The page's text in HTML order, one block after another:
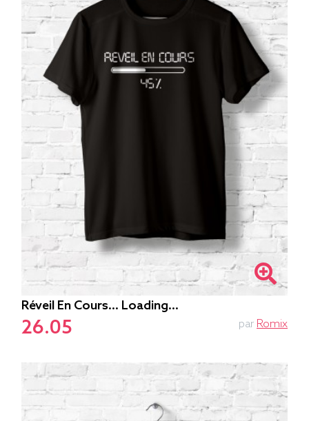
Réveil En Cours... Loading...
26.05 par Romix